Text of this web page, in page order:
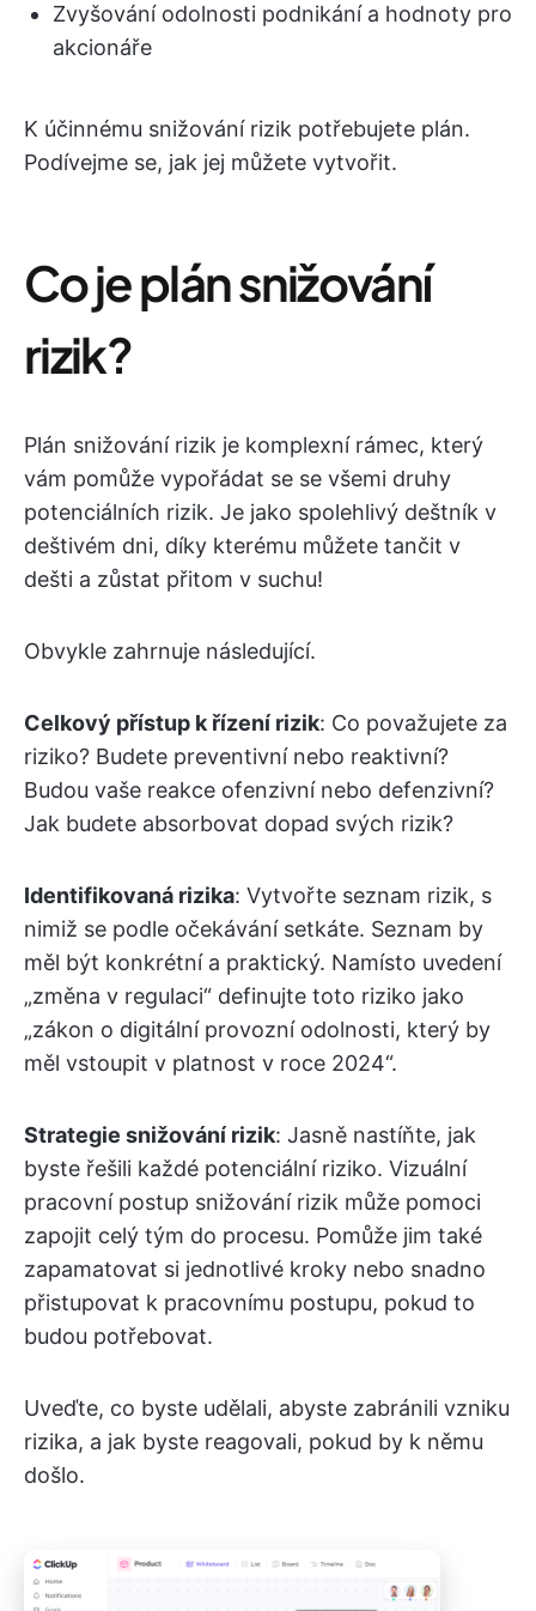
Zvyšování odolnosti podnikání a hodnoty pro
akcionáře
K účinnému snižování rizik potřebujete plán.
Podívejme se, jak jej můžete vytvořit.
Co je plán snižování
rizik?
Plán snižování rizik je komplexní rámec, který
vám pomůže vypořádat se se všemi druhy
potenciálních rizik. Je jako spolehlivý deštník v
deštivém dni, díky kterému můžete tančit v
dešti a zůstat přitom v suchu!
Obvykle zahrnuje následující.
Celkový přístup k řízení rizik: Co považujete za
riziko? Budete preventivní nebo reaktivní?
Budou vaše reakce ofenzivní nebo defenzivní?
Jak budete absorbovat dopad svých rizik?
Identifikovaná rizika: Vytvořte seznam rizik, s
nimiž se podle očekávání setkáte. Seznam by
měl být konkrétní a praktický. Namísto uvedení
„změna v regulaci“ definujte toto riziko jako
„zákon o digitální provozní odolnosti, který by
měl vstoupit v platnost v roce 2024“.
Strategie snižování rizik: Jasně nastíňte, jak
byste řešili každé potenciální riziko. Vizuální
pracovní postup snižování rizik může pomoci
zapojit celý tým do procesu. Pomůže jim také
zapamatovat si jednotlivé kroky nebo snadno
přistupovat k pracovnímu postupu, pokud to
budou potřebovat.
Uveďte, co byste udělali, abyste zabránili vzniku
rizika, a jak byste reagovali, pokud by k němu
došlo.